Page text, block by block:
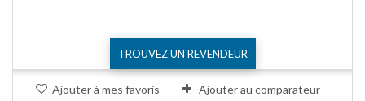
TROUVEZ UN REVENDEUR
Ajouter à mes favoris Ajouter au comparateur